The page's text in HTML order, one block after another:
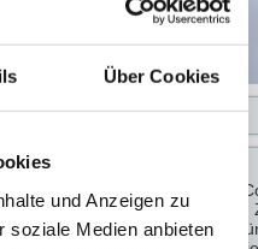
Über Cookies
und Anzeigen zu
soziale Medien anbieten
Diese Webseite verwendet
anbieten zu können und die
Website an unsere Partner